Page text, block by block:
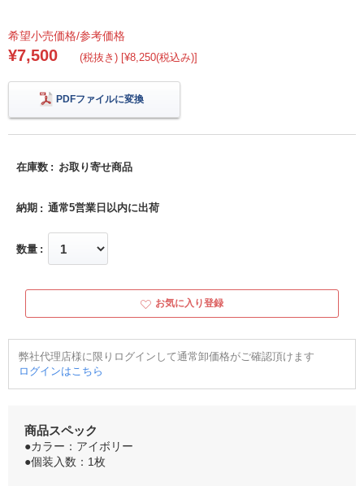
希望小売価格/参考価格
¥7,500 (税抜き) [¥8,250(税込み)]
PDFファイルに変換
在庫数 お取り寄せ商品
納期 通常5営業日以内に出荷
数量
お気に入り登録
弊社代理店様に限りログインして通常卸価格がご確認頂けます
ログインはこちら
商品スペック
●カラー：アイボリー
●個装入数：1枚